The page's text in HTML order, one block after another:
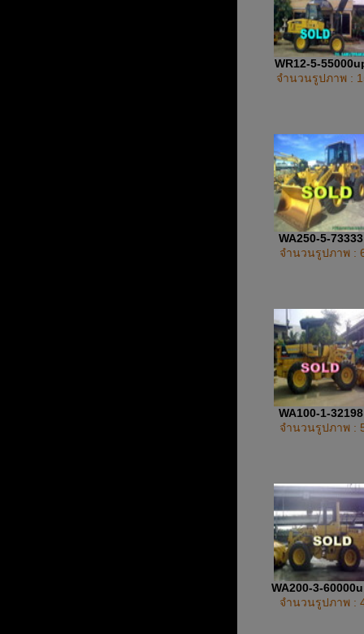
WR12-5-
จำนวนรูปภาพ :
WA250-5-
จำนวนรูปภาพ :
WA100-1-
จำนวนรูปภาพ :
WA200-3-
จำนวนรูปภาพ :